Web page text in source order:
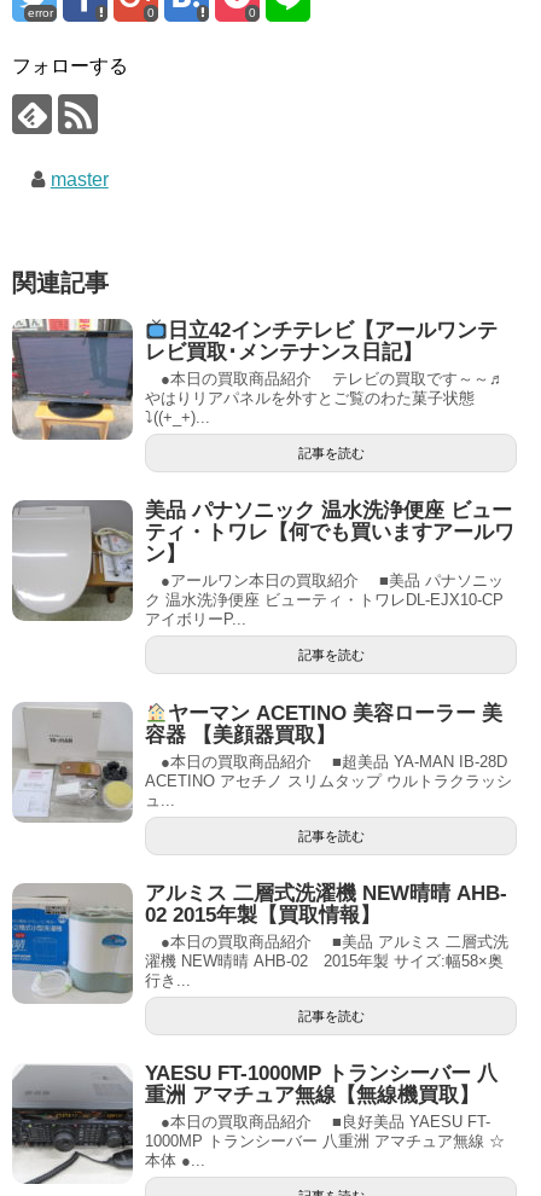
error 0 0
フォローする
master
関連記事
日立42インチテレビ【アールワンテ
レビ買取･メンテナンス日記】
●本日の買取商品紹介 テレビの買取です～～♬
やはりリアパネルを外すとご覧のわた菓子状態
⤵((+_+)...
記事を読む
美品 パナソニック 温水洗浄便座 ビュー
ティ・トワレ【何でも買いますアールワ
ン】
●アールワン本日の買取紹介 ■美品 パナソニッ
ク 温水洗浄便座 ビューティ・トワレDL-EJX10-CP
アイボリーP...
記事を読む
ヤーマン ACETINO 美容ローラー 美
容器 【美顔器買取】
●本日の買取商品紹介 ■超美品 YA-MAN IB-28D
ACETINO アセチノ スリムタップ ウルトラクラッシ
ュ...
記事を読む
アルミス 二層式洗濯機 NEW晴晴 AHB-
02 2015年製【買取情報】
●本日の買取商品紹介 ■美品 アルミス 二層式洗
濯機 NEW晴晴 AHB-02 2015年製 サイズ:幅58×奥
行き...
記事を読む
YAESU FT-1000MP トランシーバー 八
重洲 アマチュア無線【無線機買取】
●本日の買取商品紹介 ■良好美品 YAESU FT-
1000MP トランシーバー 八重洲 アマチュア無線 ☆
本体 ●...